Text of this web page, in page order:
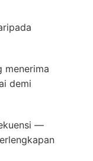
menerima
demi
—